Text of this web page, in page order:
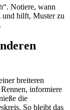
Notiere, wann
und hilft, Muster zu
breiteren
informiere
die
So bleibt das